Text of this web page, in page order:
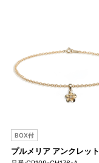
BOX付
プルメリア アンクレット